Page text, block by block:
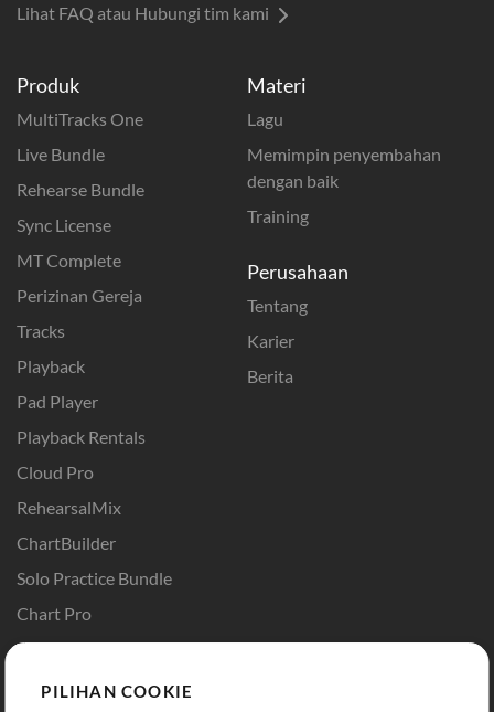
Produk
MultiTracks One
Live Bundle
Rehearse Bundle
Sync License
MT Complete
Perizinan Gereja
Tracks
Playback
Pad Player
Playback Rentals
Cloud Pro
RehearsalMix
ChartBuilder
Solo Practice Bundle
Chart Pro
Template ProPresenter
Sound
Materi
Lagu
Memimpin penyembahan
dengan baik
Training
Perusahaan
Tentang
Karier
Berita
Lihat FAQ atau Hubungi tim kami
PILIHAN COOKIE